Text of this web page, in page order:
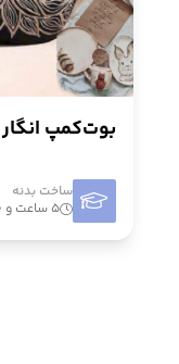
بوت‌کمپ انگار
ساخت بدنه
۵ ساعت و ۱۰ دقیقه